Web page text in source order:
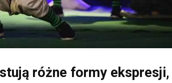
różne formy ekspresji,